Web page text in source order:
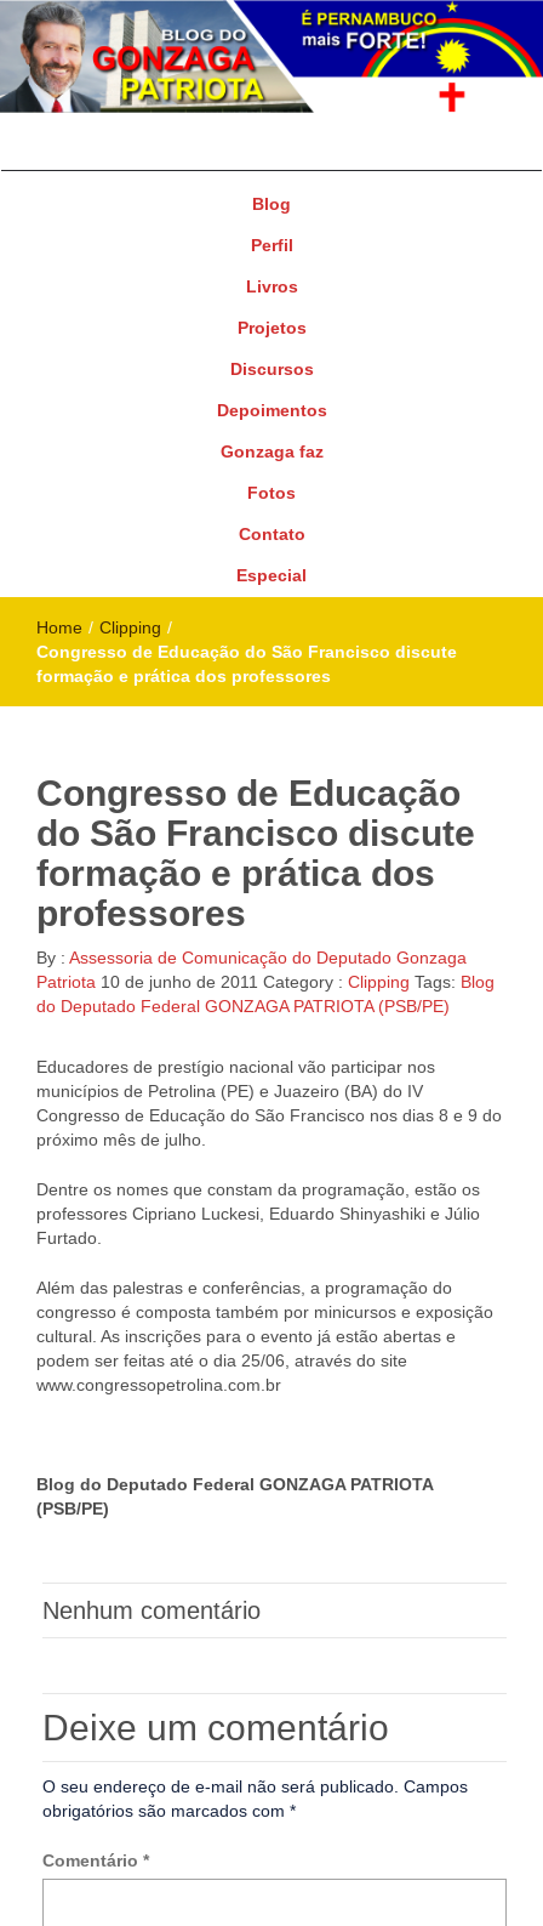
Blog
Perfil
Livros
Projetos
Discursos
Depoimentos
Gonzaga faz
Fotos
Contato
Especial
Home / Clipping /
Congresso de Educação do São Francisco discute
formação e prática dos professores
Congresso de Educação
do São Francisco discute
formação e prática dos
professores
By : Assessoria de Comunicação do Deputado Gonzaga
Patriota 10 de junho de 2011 Category : Clipping Tags: Blog
do Deputado Federal GONZAGA PATRIOTA (PSB/PE)
Educadores de prestígio nacional vão participar nos
municípios de Petrolina (PE) e Juazeiro (BA) do IV
Congresso de Educação do São Francisco nos dias 8 e 9 do
próximo mês de julho.
Dentre os nomes que constam da programação, estão os
professores Cipriano Luckesi, Eduardo Shinyashiki e Júlio
Furtado.
Além das palestras e conferências, a programação do
congresso é composta também por minicursos e exposição
cultural. As inscrições para o evento já estão abertas e
podem ser feitas até o dia 25/06, através do site
www.congressopetrolina.com.br
Blog do Deputado Federal GONZAGA PATRIOTA
(PSB/PE)
Nenhum comentário
Deixe um comentário
O seu endereço de e-mail não será publicado. Campos
obrigatórios são marcados com *
Comentário *